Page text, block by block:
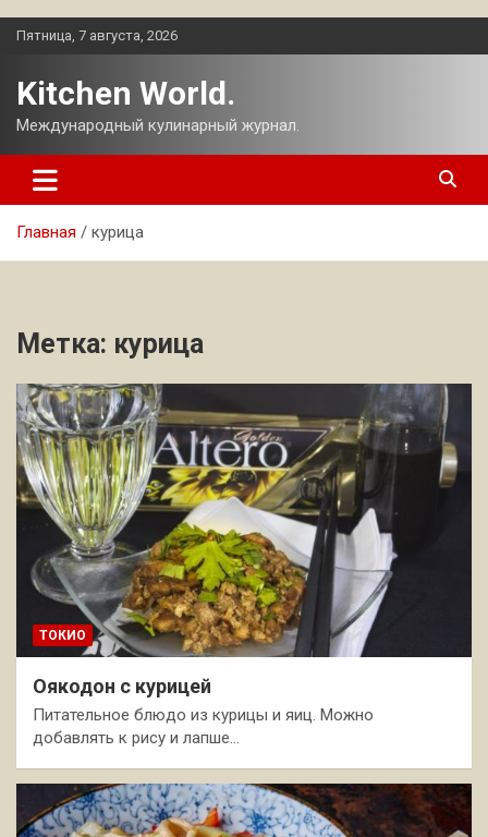
Перейти
Пятница, 7 августа, 2026
Kitchen World.
Международный кулинарный журнал.
Главная курица
Метка: курица
ТОКИО
Оякодон с курицей
Питательное блюдо из курицы и яиц. Можно
добавлять к рису и лапше…